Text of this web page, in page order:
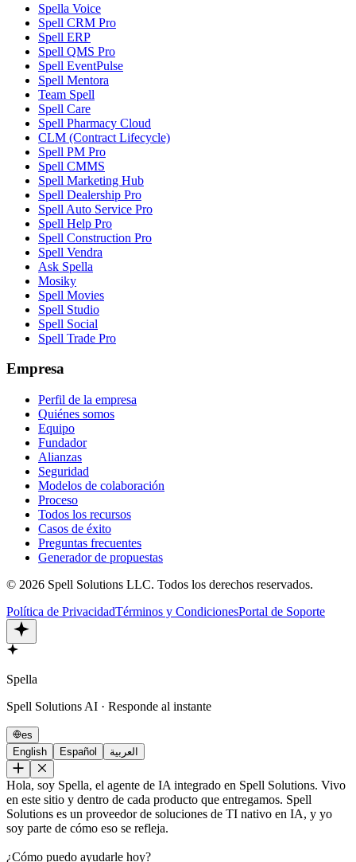
Spella Voice
Spell CRM Pro
Spell ERP
Spell QMS Pro
Spell EventPulse
Spell Mentora
Team Spell
Spell Care
Spell Pharmacy Cloud
CLM (Contract Lifecycle)
Spell PM Pro
Spell CMMS
Spell Marketing Hub
Spell Dealership Pro
Spell Auto Service Pro
Spell Help Pro
Spell Construction Pro
Spell Vendra
Ask Spella
Mosiky
Spell Movies
Spell Studio
Spell Social
Spell Trade Pro
Empresa
Perfil de la empresa
Quiénes somos
Equipo
Fundador
Alianzas
Seguridad
Modelos de colaboración
Proceso
Todos los recursos
Casos de éxito
Preguntas frecuentes
Generador de propuestas
© 2026 Spell Solutions LLC. Todos los derechos reservados.
Política de PrivacidadTérminos y CondicionesPortal de Soporte
Spella
Spell Solutions AI · Responde al instante
es
English
Español العربية
Hola, soy Spella, el agente de IA integrado en Spell Solutions. Vivo
en este sitio y dentro de cada producto que entregamos. Spell
Solutions es un proveedor de soluciones de TI nativo en IA, y yo
soy parte de cómo eso se refleja.
¿Cómo puedo ayudarle hoy?